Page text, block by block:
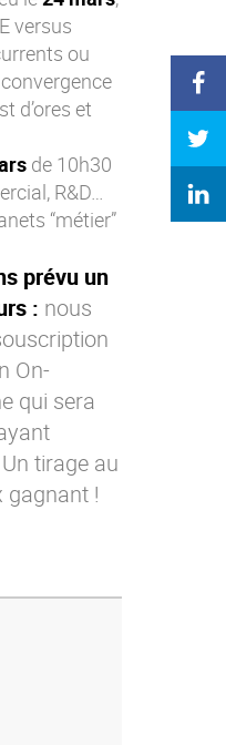
versus
ou
d’ores et
de 10h30
R&D…
“métier”
prévu un
: nous
On-
qui sera
tirage au
gagnant !